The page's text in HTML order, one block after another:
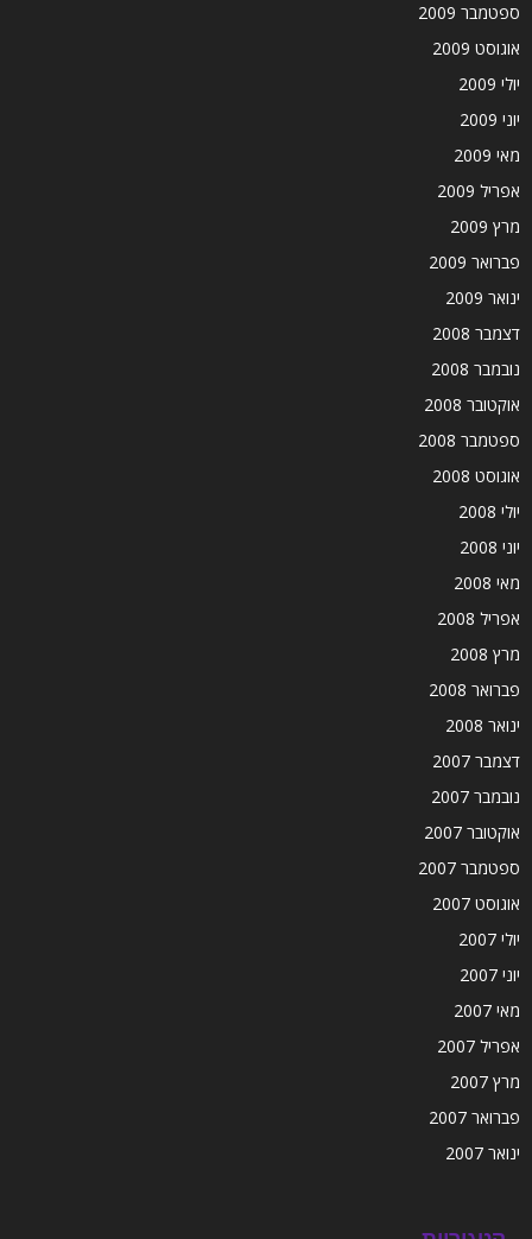
ספטמבר 2009
אוגוסט 2009
יולי 2009
יוני 2009
מאי 2009
אפריל 2009
מרץ 2009
פברואר 2009
ינואר 2009
דצמבר 2008
נובמבר 2008
אוקטובר 2008
ספטמבר 2008
אוגוסט 2008
יולי 2008
יוני 2008
מאי 2008
אפריל 2008
מרץ 2008
פברואר 2008
ינואר 2008
דצמבר 2007
נובמבר 2007
אוקטובר 2007
ספטמבר 2007
אוגוסט 2007
יולי 2007
יוני 2007
מאי 2007
אפריל 2007
מרץ 2007
פברואר 2007
ינואר 2007